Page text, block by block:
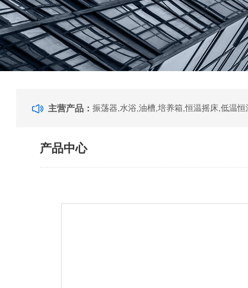
主营产品：
产品中心